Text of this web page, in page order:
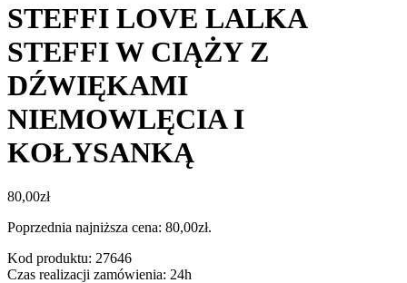
STEFFI LOVE LALKA
STEFFI W CIĄŻY Z
DŹWIĘKAMI
NIEMOWLĘCIA I
KOŁYSANKĄ
80,00zł
Poprzednia najniższa cena: 80,00zł.
Kod produktu: 27646
Czas realizacji zamówienia: 24h